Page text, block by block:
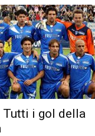
Tutti i gol della